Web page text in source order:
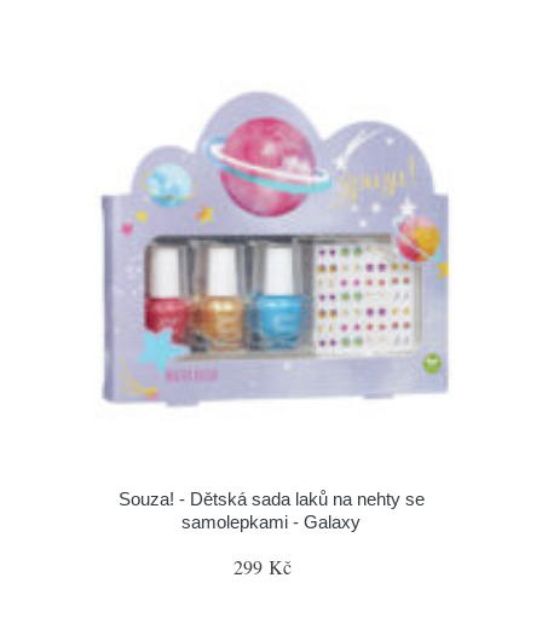
Souza! - Dětská sada laků na nehty se
samolepkami - Galaxy
299 Kč